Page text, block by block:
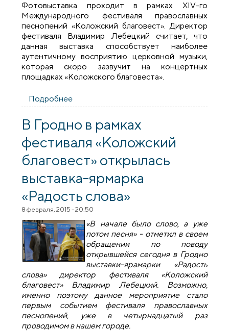
Фотовыставка проходит в рамках XIV-го
Международного фестиваля православных
песнопений «Коложский благовест». Директор
фестиваля Владимир Лебецкий считает, что
данная выставка способствует наиболее
аутентичному восприятию церковной музыки,
которая скоро зазвучит на концертных
площадках «Коложского благовеста».
Подробнее
благовест» состоялось открытие
«Гродно»
В Гродно в рамках
фестиваля «Коложский
благовест» открылась
выставка-ярмарка
«Радость слова»
8 февраля, 2015 - 20:50
«В начале было слово, а уже
потом песня» - отметил в своем
обращении по поводу
открывшейся сегодня в Гродно
выставки-ярамарки «Радость
слова» директор фестиваля «Коложский
благовест» Владимир Лебецкий. Возможно,
именно поэтому данное мероприятие стало
первым событием фестиваля православных
песнопений, уже в четырнадцатый раз
проводимом в нашем городе.